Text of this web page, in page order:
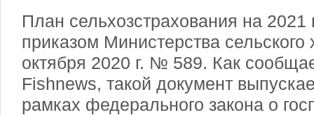
План сельхозстрахования на 2021
приказом Министерства сельского
октября 2020 г. № 589. Как
Fishnews, такой документ
рамках федерального закона о